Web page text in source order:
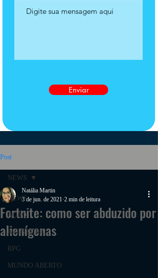
Enviar
Post
NEWS
AÇÃO
AVENTURA
RPG
MUNDO ABERTO
NEWS
Fortnite: como ser abduzido por
alienígenas
Natália Martin
3 de jun. de 2021 2 min de leitura